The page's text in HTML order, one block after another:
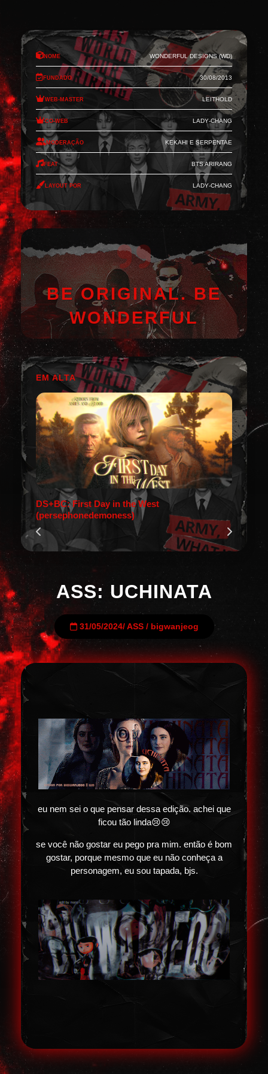
Nome Wonderful Designs (WD)
Fundado 30/08/2013
Web-Master Leithold
Co-Web Lady-Chang
Moderação Kekahi e Serpentae
Feat BTS Arirang
Layout por Lady-Chang
BE ORIGINAL. BE
WONDERFUL
EM ALTA
DS+BC: First Day in the West
(persephonedemoness)
ASS: UCHINATA
31/05/2024/ ASS/ bigwanjeog
eu nem sei o que pensar dessa edição. achei que
ficou tão linda😢😢
se você não gostar eu pego pra mim. então é bom
gostar, porque mesmo que eu não conheça a
personagem, eu sou tapada, bjs.